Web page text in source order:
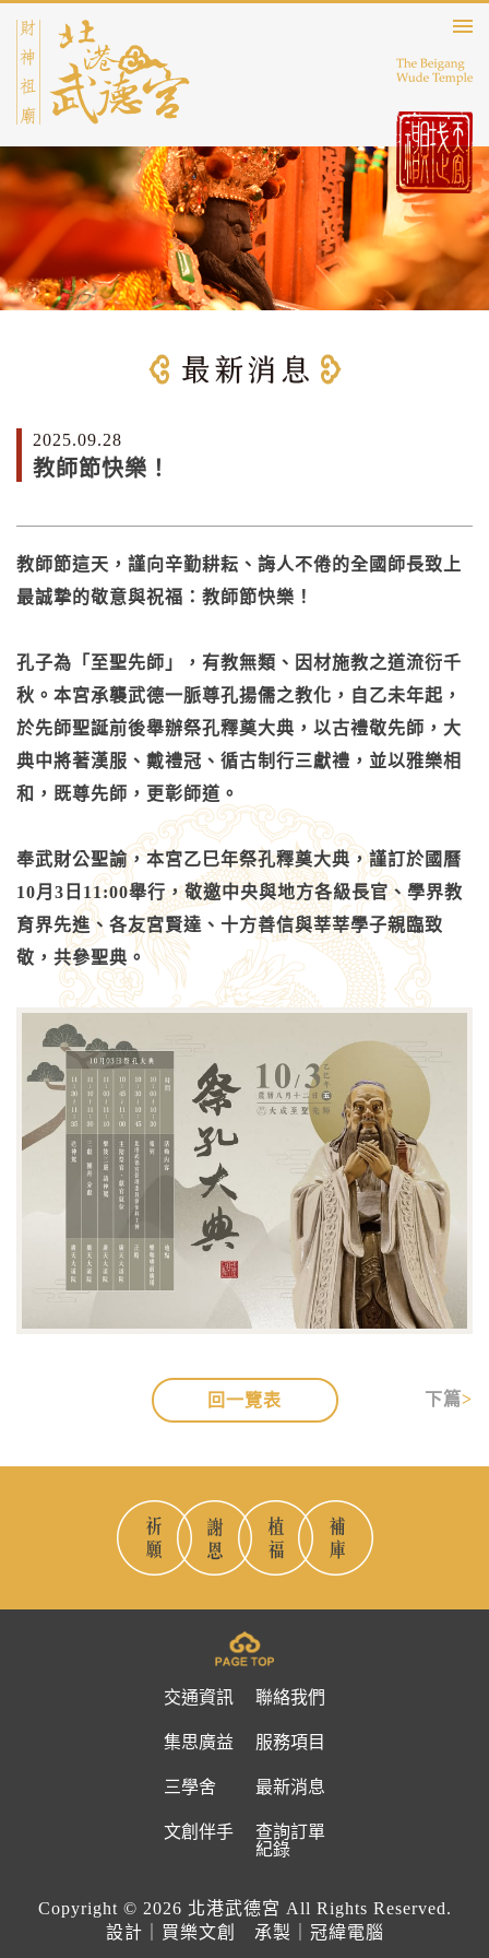
2025.09.28
教師節快樂！
教師節這天，謹向辛勤耕耘、誨人不倦的全國師長致上
最誠摯的敬意與祝福：教師節快樂！
孔子為「至聖先師」，有教無類、因材施教之道流衍千
秋。本宮承襲武德一脈尊孔揚儒之教化，自乙未年起，
於先師聖誕前後舉辦祭孔釋奠大典，以古禮敬先師，大
典中將著漢服、戴禮冠、循古制行三獻禮，並以雅樂相
和，既尊先師，更彰師道。
奉武財公聖諭，本宮乙巳年祭孔釋奠大典，謹訂於國曆
10月3日11:00舉行，敬邀中央與地方各級長官、學界教
育界先進、各友宮賢達、十方善信與莘莘學子親臨致
敬，共參聖典。
回一覽表 下篇
交通資訊 聯絡我們
集思廣益 服務項目
三學舍 最新消息
文創伴手
查詢訂單
紀錄
Copyright © 2026 北港武德宮 All Rights Reserved.
設計｜買樂文創 承製｜冠緯電腦